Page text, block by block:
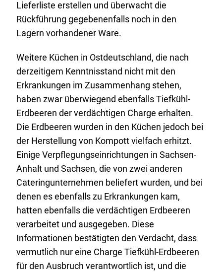
Lieferliste erstellen und überwacht die
Rückführung gegebenenfalls noch in den
Lagern vorhandener Ware.
Weitere Küchen in Ostdeutschland, die nach
derzeitigem Kenntnisstand nicht mit den
Erkrankungen im Zusammenhang stehen,
haben zwar überwiegend ebenfalls Tiefkühl-
Erdbeeren der verdächtigen Charge erhalten.
Die Erdbeeren wurden in den Küchen jedoch bei
der Herstellung von Kompott vielfach erhitzt.
Einige Verpflegungseinrichtungen in Sachsen-
Anhalt und Sachsen, die von zwei anderen
Cateringunternehmen beliefert wurden, und bei
denen es ebenfalls zu Erkrankungen kam,
hatten ebenfalls die verdächtigen Erdbeeren
verarbeitet und ausgegeben. Diese
Informationen bestätigten den Verdacht, dass
vermutlich nur eine Charge Tiefkühl-Erdbeeren
für den Ausbruch verantwortlich ist, und die